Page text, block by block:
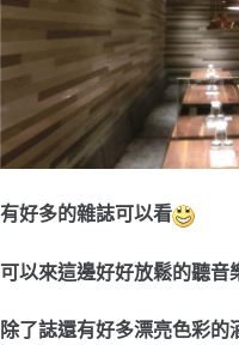
有好多的雜誌可以看
可以來這邊好好放鬆的聽音
除了誌還有好多漂亮色彩的